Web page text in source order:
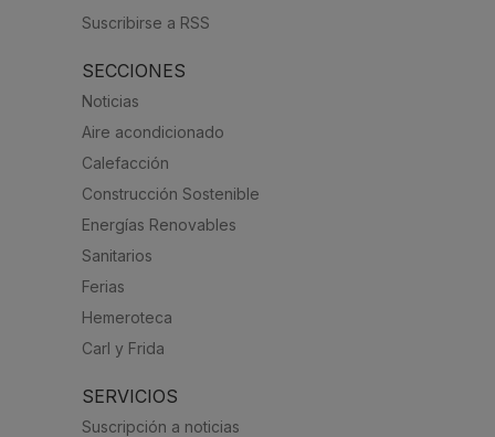
Suscribirse a RSS
SECCIONES
Noticias
Aire acondicionado
Calefacción
Construcción Sostenible
Energías Renovables
Sanitarios
Ferias
Hemeroteca
Carl y Frida
SERVICIOS
Suscripción a noticias